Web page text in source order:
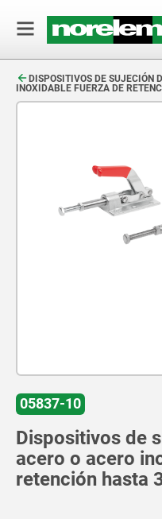
DISPOSITIVOS DE SUJECIÓN
INOXIDABLE FUERZA DE
05837-10
Dispositivos de
acero o acero
retención hasta